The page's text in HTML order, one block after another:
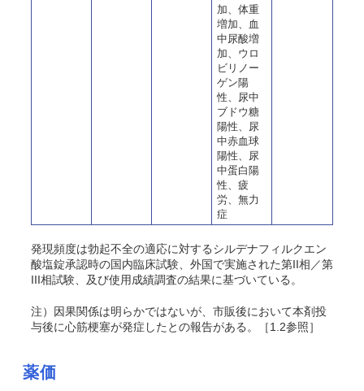
加、体重
増加、血
中尿酸増
加、ウロ
ビリノー
ゲン陽
性、尿中
ブドウ糖
陽性、尿
中赤血球
陽性、尿
中蛋白陽
性、疲
労、無力
症
発現頻度は勃起不全の適応に対するシルデナフィルクエン
酸塩錠承認時の国内臨床試験、外国で実施された第II相／第
III相試験、及び使用成績調査の結果に基づいている。
注）因果関係は明らかではないが、市販後において本剤投
与後に心筋梗塞が発症したとの報告がある。［1.2参照］
薬価